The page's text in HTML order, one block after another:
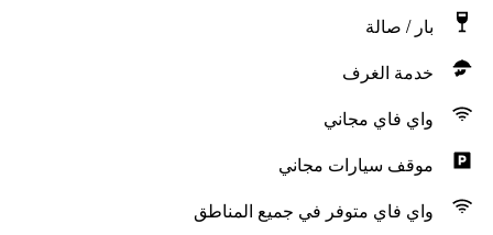
بار / صالة
خدمة الغرف
واي فاي مجاني
موقف سيارات مجاني
واي فاي متوفر في جميع المناطق